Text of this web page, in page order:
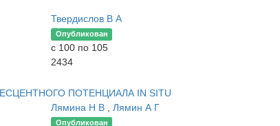
Твердислов В А
Опубликован
с 100 по 105
2434
ПОТЕНЦИАЛА IN SITU
Лямина Н В , Лямин А Г
Опубликован